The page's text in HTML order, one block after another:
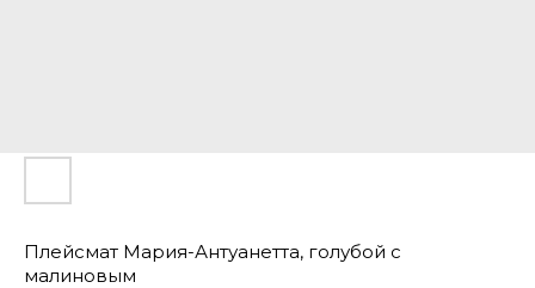
Плейсмат Мария-Антуанетта, голубой с
малиновым